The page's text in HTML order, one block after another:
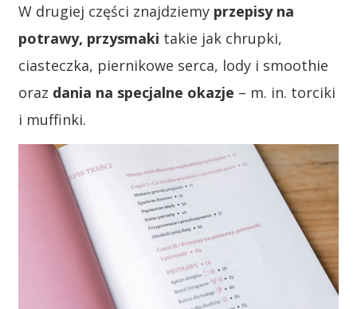
W drugiej części znajdziemy przepisy na
potrawy, przysmaki takie jak chrupki,
ciasteczka, piernikowe serca, lody i smoothie
oraz dania na specjalne okazje – m. in. torciki
i muffinki.